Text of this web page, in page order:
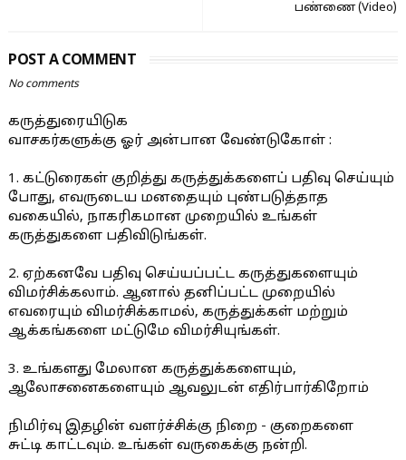
பண்ணை (Video)
POST A COMMENT
No comments
கருத்துரையிடுக
வாசகர்களுக்கு ஓர் அன்பான வேண்டுகோள் :
1. கட்டுரைகள் குறித்து கருத்துக்களைப் பதிவு செய்யும்
போது, எவருடைய மனதையும் புண்படுத்தாத
வகையில், நாகரிகமான முறையில் உங்கள்
கருத்துகளை பதிவிடுங்கள்.
2. ஏற்கனவே பதிவு செய்யப்பட்ட கருத்துகளையும்
விமர்சிக்கலாம். ஆனால் தனிப்பட்ட முறையில்
எவரையும் விமர்சிக்காமல், கருத்துக்கள் மற்றும்
ஆக்கங்களை மட்டுமே விமர்சியுங்கள்.
3. உங்களது மேலான கருத்துக்களையும்,
ஆலோசனைகளையும் ஆவலுடன் எதிர்பார்கிறோம்
நிமிர்வு இதழின் வளர்ச்சிக்கு நிறை - குறைகளை
சுட்டி காட்டவும். உங்கள் வருகைக்கு நன்றி.